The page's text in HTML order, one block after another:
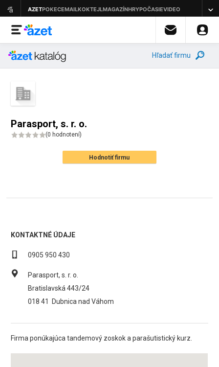
Hľadať firmu
Parasport, s. r. o.
(0 hodnotení)
Hodnotiť firmu
KONTAKTNÉ ÚDAJE
0905 950 430
Parasport, s. r. o.
Bratislavská 443/24
018 41
Dubnica nad Váhom
Firma ponúkajúca tandemový zoskok a parašutistický kurz.